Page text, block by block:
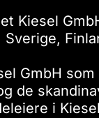
Kiesel
GmbH
de
i